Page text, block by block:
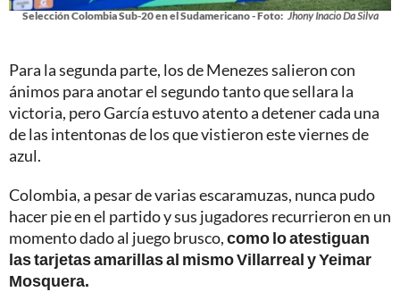
Selección Colombia Sub-20 en el Sudamericano - Foto: Jhony Inacio Da Silva
Para la segunda parte, los de Menezes salieron con
ánimos para anotar el segundo tanto que sellara la
victoria, pero García estuvo atento a detener cada una
de las intentonas de los que vistieron este viernes de
azul.
Colombia, a pesar de varias escaramuzas, nunca pudo
hacer pie en el partido y sus jugadores recurrieron en un
momento dado al juego brusco,como lo atestiguan
las tarjetas amarillas al mismo Villarreal y Yeimar
Mosquera.